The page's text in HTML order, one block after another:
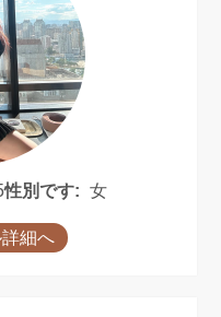
性別です: 女
細へ